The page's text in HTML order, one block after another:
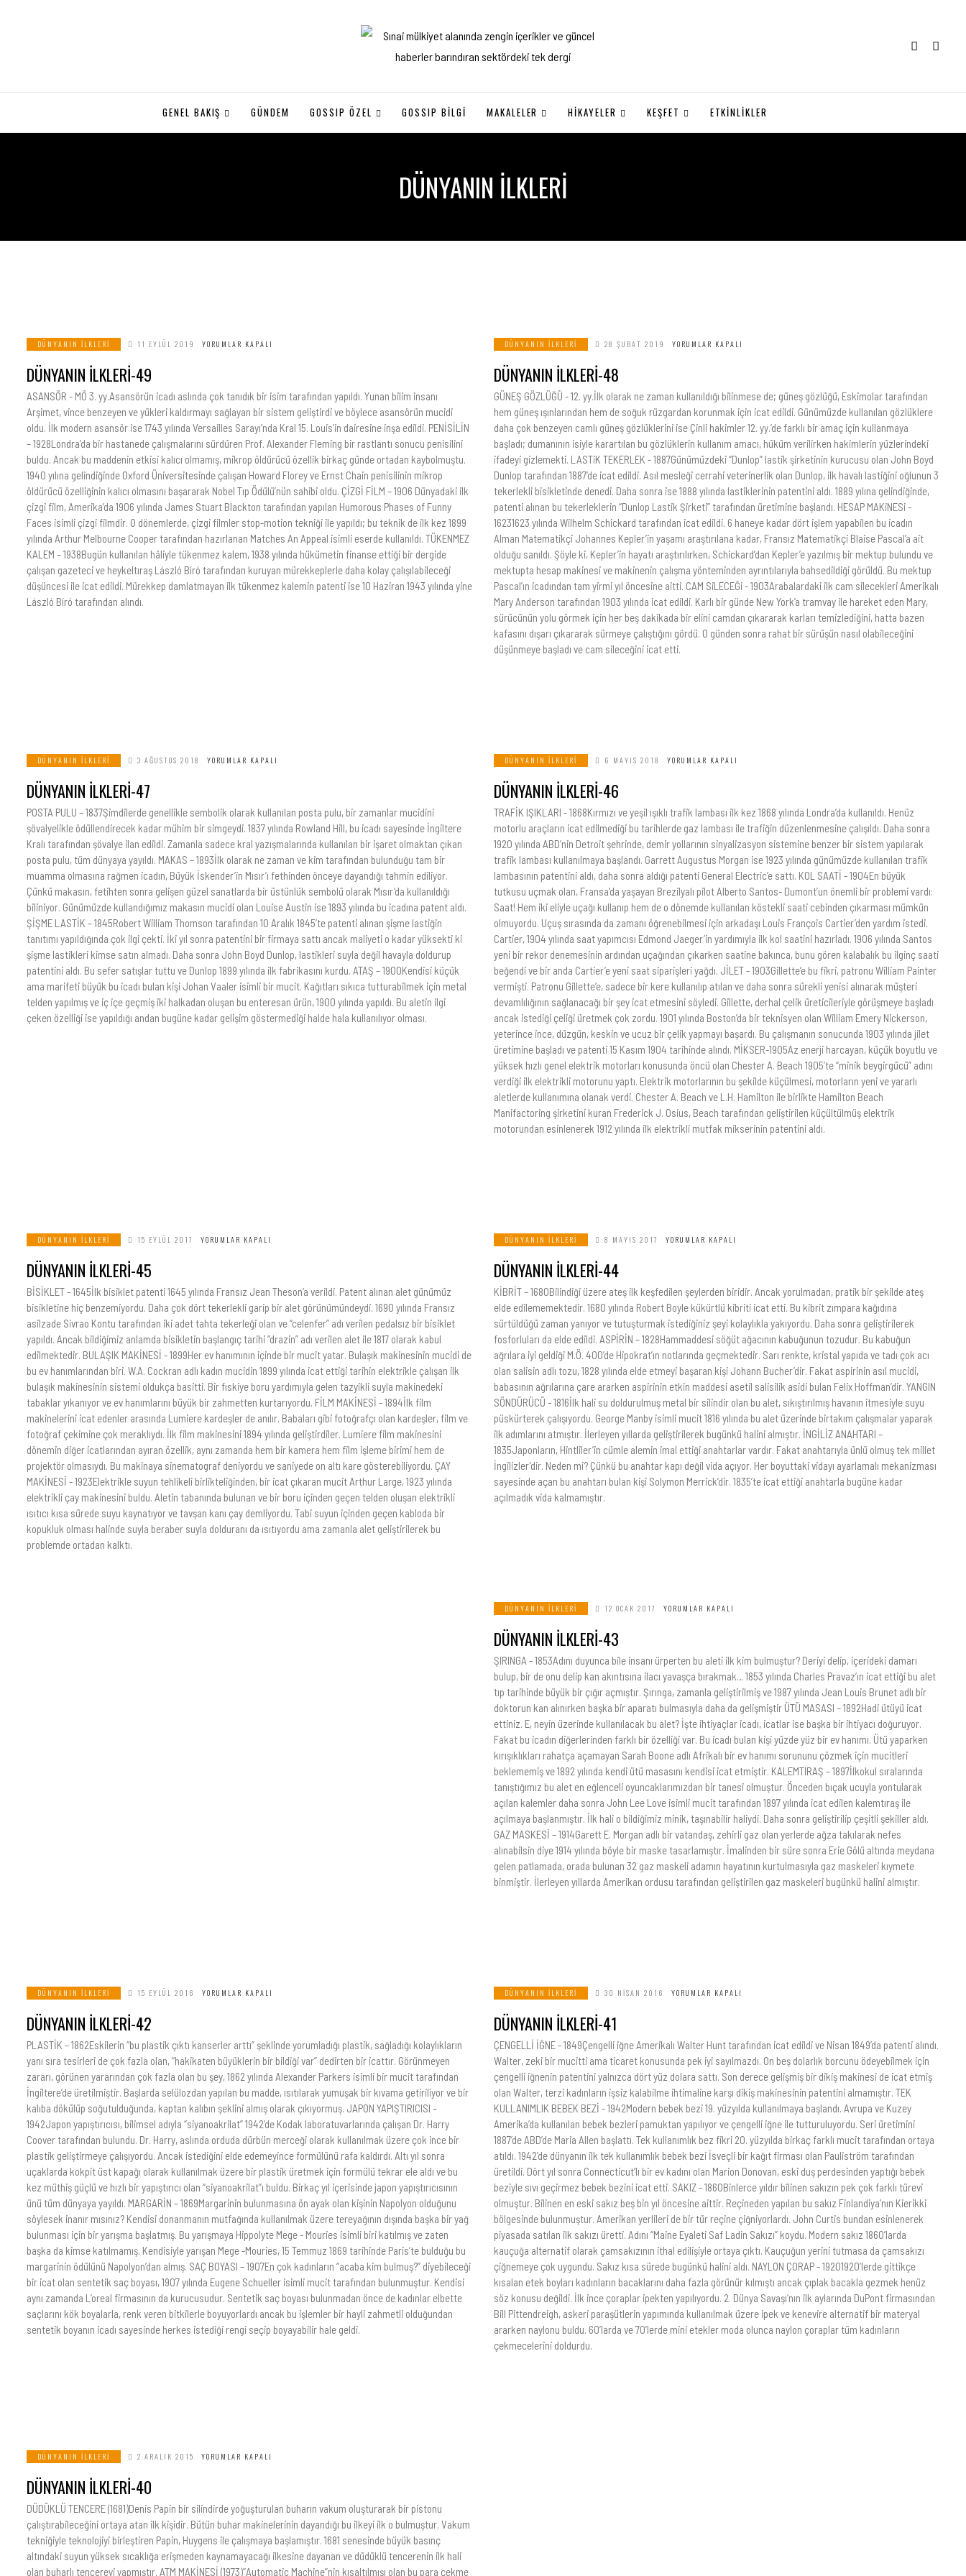
GENEL BAKIŞ GÜNDEM GOSSIP ÖZEL GOSSIP BILGI MAKALELER HİKAYELER KEŞFET ETKİNLİKLER
DÜNYANIN İLKLERI
DÜNYANIN İLKLERI 11 EYLÜL 2019 YORUMLAR KAPALI
DÜNYANIN İLKLERİ-49
ASANSÖR - MÖ 3. yy.Asansörün icadı aslında çok tanıdık bir isim tarafından yapıldı. Yunan bilim insanı
Arşimet, vince benzeyen ve yükleri kaldırmayı sağlayan bir sistem geliştirdi ve böylece asansörün mucidi
oldu. İlk modern asansör ise 1743 yılında Versailles Sarayı’nda Kral 15. Louis’in dairesine inşa edildi. PENİSİLİN
– 1928Londra’da bir hastanede çalışmalarını sürdüren Prof. Alexander Fleming bir rastlantı sonucu penisilini
buldu. Ancak bu maddenin etkisi kalıcı olmamış, mikrop öldürücü özellik birkaç günde ortadan kaybolmuştu.
1940 yılına gelindiğinde Oxford Üniversitesinde çalışan Howard Florey ve Ernst Chain penisilinin mikrop
öldürücü özelliğinin kalıcı olmasını başararak Nobel Tıp Ödülü’nün sahibi oldu. ÇİZGİ FİLM – 1906 Dünyadaki ilk
çizgi film, Amerika’da 1906 yılında James Stuart Blackton tarafından yapılan Humorous Phases of Funny
Faces isimli çizgi filmdir. O dönemlerde, çizgi filmler stop-motion tekniği ile yapıldı; bu teknik de ilk kez 1899
yılında Arthur Melbourne Cooper tarafından hazırlanan Matches An Appeal isimli eserde kullanıldı. TÜKENMEZ
KALEM – 1938Bugün kullanılan hâliyle tükenmez kalem, 1938 yılında hükümetin finanse ettiği bir dergide
çalışan gazeteci ve heykeltıraş László Bíró tarafından kuruyan mürekkeplerle daha kolay çalışılabileceği
düşüncesi ile icat edildi. Mürekkep damlatmayan ilk tükenmez kalemin patenti ise 10 Haziran 1943 yılında yine
László Bíró tarafından alındı.
DÜNYANIN İLKLERI 28 ŞUBAT 2019 YORUMLAR KAPALI
DÜNYANIN İLKLERİ-48
GÜNEŞ GÖZLÜĞÜ - 12. yy.İlk olarak ne zaman kullanıldığı bilinmese de; güneş gözlüğü, Eskimolar tarafından
hem güneş ışınlarından hem de soğuk rüzgardan korunmak için icat edildi. Günümüzde kullanılan gözlüklere
daha çok benzeyen camlı güneş gözlüklerini ise Çinli hakimler 12. yy.’de farklı bir amaç için kullanmaya
başladı; dumanının isiyle karartılan bu gözlüklerin kullanım amacı, hüküm verilirken hakimlerin yüzlerindeki
ifadeyi gizlemekti. LASTiK TEKERLEK - 1887Günümüzdeki “Dunlop” lastik şirketinin kurucusu olan John Boyd
Dunlop tarafından 1887’de icat edildi. Asıl mesleği cerrahi veterinerlik olan Dunlop, ilk havalı lastiğini oğlunun 3
tekerlekli bisikletinde denedi. Daha sonra ise 1888 yılında lastiklerinin patentini aldı. 1889 yılına gelindiğinde,
patenti alınan bu tekerleklerin “Dunlop Lastik Şirketi” tarafından üretimine başlandı. HESAP MAKiNESi -
16231623 yılında Wilhelm Schickard tarafından icat edildi. 6 haneye kadar dört işlem yapabilen bu icadın
Alman Matematikçi Johannes Kepler’in yaşamı araştırılana kadar, Fransız Matematikçi Blaise Pascal’a ait
olduğu sanıldı. Şöyle ki, Kepler’in hayatı araştırılırken, Schickard’dan Kepler’e yazılmış bir mektup bulundu ve
mektupta hesap makinesi ve makinenin çalışma yönteminden ayrıntılarıyla bahsedildiği görüldü. Bu mektup
Pascal’ın icadından tam yirmi yıl öncesine aitti. CAM SiLECEĞi - 1903Arabalardaki ilk cam silecekleri Amerikalı
Mary Anderson tarafından 1903 yılında icat edildi. Karlı bir günde New York’a tramvay ile hareket eden Mary,
sürücünün yolu görmek için her beş dakikada bir elini camdan çıkararak karları temizlediğini, hatta bazen
kafasını dışarı çıkararak sürmeye çalıştığını gördü. O günden sonra rahat bir sürüşün nasıl olabileceğini
düşünmeye başladı ve cam sileceğini icat etti.
DÜNYANIN İLKLERI 3 AĞUSTOS 2018 YORUMLAR KAPALI
DÜNYANIN İLKLERİ-47
POSTA PULU – 1837Şimdilerde genellikle sembolik olarak kullanılan posta pulu, bir zamanlar mucidini
şövalyelikle ödüllendirecek kadar mühim bir simgeydi. 1837 yılında Rowland Hill, bu icadı sayesinde İngiltere
Kralı tarafından şövalye ilan edildi. Zamanla sadece kral yazışmalarında kullanılan bir işaret olmaktan çıkan
posta pulu, tüm dünyaya yayıldı. MAKAS – 1893İlk olarak ne zaman ve kim tarafından bulunduğu tam bir
muamma olmasına rağmen icadın, Büyük İskender’in Mısır’ı fethinden önceye dayandığı tahmin ediliyor.
Çünkü makasın, fetihten sonra gelişen güzel sanatlarda bir üstünlük sembolü olarak Mısır’da kullanıldığı
biliniyor. Günümüzde kullandığımız makasın mucidi olan Louise Austin ise 1893 yılında bu icadına patent aldı.
ŞİŞME LASTİK – 1845Robert William Thomson tarafından 10 Aralık 1845’te patenti alınan şişme lastiğin
tanıtımı yapıldığında çok ilgi çekti. İki yıl sonra patentini bir firmaya sattı ancak maliyeti o kadar yüksekti ki
şişme lastikleri kimse satın almadı. Daha sonra John Boyd Dunlop, lastikleri suyla değil havayla doldurup
patentini aldı. Bu sefer satışlar tuttu ve Dunlop 1899 yılında ilk fabrikasını kurdu. ATAŞ – 1900Kendisi küçük
ama marifeti büyük bu icadı bulan kişi Johan Vaaler isimli bir mucit. Kağıtları sıkıca tutturabilmek için metal
telden yapılmış ve iç içe geçmiş iki halkadan oluşan bu enteresan ürün, 1900 yılında yapıldı. Bu aletin ilgi
çeken özelliği ise yapıldığı andan bugüne kadar gelişim göstermediği halde hala kullanılıyor olması.
DÜNYANIN İLKLERI 6 MAYIS 2018 YORUMLAR KAPALI
DÜNYANIN İLKLERİ-46
TRAFİK IŞIKLARI - 1868Kırmızı ve yeşil ışıklı trafik lambası ilk kez 1868 yılında Londra’da kullanıldı. Henüz
motorlu araçların icat edilmediği bu tarihlerde gaz lambası ile trafiğin düzenlenmesine çalışıldı. Daha sonra
1920 yılında ABD’nin Detroit şehrinde, demir yollarının sinyalizasyon sistemine benzer bir sistem yapılarak
trafik lambası kullanılmaya başlandı. Garrett Augustus Morgan ise 1923 yılında günümüzde kullanılan trafik
lambasının patentini aldı, daha sonra aldığı patenti General Electric’e sattı. KOL SAATİ - 1904En büyük
tutkusu uçmak olan, Fransa’da yaşayan Brezilyalı pilot Alberto Santos- Dumont’un önemli bir problemi vardı:
Saat! Hem iki eliyle uçağı kullanıp hem de o dönemde kullanılan köstekli saati cebinden çıkarması mümkün
olmuyordu. Uçuş sırasında da zamanı öğrenebilmesi için arkadaşı Louis François Cartier’den yardım istedi.
Cartier, 1904 yılında saat yapımcısı Edmond Jaeger’in yardımıyla ilk kol saatini hazırladı. 1906 yılında Santos
yeni bir rekor denemesinin ardından uçağından çıkarken saatine bakınca, bunu gören kalabalık bu ilginç saati
beğendi ve bir anda Cartier’e yeni saat siparişleri yağdı. JİLET - 1903Gillette’e bu fikri, patronu William Painter
vermişti. Patronu Gillette’e, sadece bir kere kullanılıp atılan ve daha sonra sürekli yenisi alınarak müşteri
devamlılığının sağlanacağı bir şey icat etmesini söyledi. Gillette, derhal çelik üreticileriyle görüşmeye başladı
ancak istediği çeliği üretmek çok zordu. 1901 yılında Boston’da bir teknisyen olan William Emery Nickerson,
yeterince ince, düzgün, keskin ve ucuz bir çelik yapmayı başardı. Bu çalışmanın sonucunda 1903 yılında jilet
üretimine başladı ve patenti 15 Kasım 1904 tarihinde alındı. MİKSER-1905Az enerji harcayan, küçük boyutlu ve
yüksek hızlı genel elektrik motorları konusunda öncü olan Chester A. Beach 1905’te “minik beygirgücü” adını
verdiği ilk elektrikli motorunu yaptı. Elektrik motorlarının bu şekilde küçülmesi, motorların yeni ve yararlı
aletlerde kullanımına olanak verdi. Chester A. Beach ve L.H. Hamilton ile birlikte Hamilton Beach
Manifactoring şirketini kuran Frederick J. Osius, Beach tarafından geliştirilen küçültülmüş elektrik
motorundan esinlenerek 1912 yılında ilk elektrikli mutfak mikserinin patentini aldı.
DÜNYANIN İLKLERI 15 EYLÜL 2017 YORUMLAR KAPALI
DÜNYANIN İLKLERİ-45
BİSİKLET - 1645İlk bisiklet patenti 1645 yılında Fransız Jean Theson’a verildi. Patent alınan alet günümüz
bisikletine hiç benzemiyordu. Daha çok dört tekerlekli garip bir alet görünümündeydi. 1690 yılında Fransız
asilzade Sivrao Kontu tarafından iki adet tahta tekerleği olan ve “celenfer” adı verilen pedalsız bir bisiklet
yapıldı. Ancak bildiğimiz anlamda bisikletin başlangıç tarihi “drazin” adı verilen alet ile 1817 olarak kabul
edilmektedir. BULAŞIK MAKİNESİ - 1899Her ev hanımının içinde bir mucit yatar. Bulaşık makinesinin mucidi de
bu ev hanımlarından biri. W.A. Cockran adlı kadın mucidin 1899 yılında icat ettiği tarihin elektrikle çalışan ilk
bulaşık makinesinin sistemi oldukça basitti. Bir fıskiye boru yardımıyla gelen tazyikli suyla makinedeki
tabaklar yıkanıyor ve ev hanımlarını büyük bir zahmetten kurtarıyordu. FİLM MAKİNESİ - 1894İlk film
makinelerini icat edenler arasında Lumiere kardeşler de anılır. Babaları gibi fotoğrafçı olan kardeşler, film ve
fotoğraf çekimine çok meraklıydı. İlk film makinesini 1894 yılında geliştirdiler. Lumiere film makinesini
dönemin diğer icatlarından ayıran özellik, aynı zamanda hem bir kamera hem film işleme birimi hem de
projektör olmasıydı. Bu makinaya sinematograf deniyordu ve saniyede on altı kare gösterebiliyordu. ÇAY
MAKİNESİ - 1923Elektrikle suyun tehlikeli birlikteliğinden, bir icat çıkaran mucit Arthur Large, 1923 yılında
elektrikli çay makinesini buldu. Aletin tabanında bulunan ve bir boru içinden geçen telden oluşan elektrikli
ısıtıcı kısa sürede suyu kaynatıyor ve tavşan kanı çay demliyordu. Tabi suyun içinden geçen kabloda bir
kopukluk olması halinde suyla beraber suyla dolduranı da ısıtıyordu ama zamanla alet geliştirilerek bu
problemde ortadan kalktı.
DÜNYANIN İLKLERI 8 MAYIS 2017 YORUMLAR KAPALI
DÜNYANIN İLKLERİ-44
KİBRİT – 1680Bilindiği üzere ateş ilk keşfedilen şeylerden biridir. Ancak yorulmadan, pratik bir şekilde ateş
elde edilememektedir. 1680 yılında Robert Boyle kükürtlü kibriti icat etti. Bu kibrit zımpara kağıdına
sürtüldüğü zaman yanıyor ve tutuşturmak istediğiniz şeyi kolaylıkla yakıyordu. Daha sonra geliştirilerek
fosforluları da elde edildi. ASPİRİN – 1828Hammaddesi söğüt ağacının kabuğunun tozudur. Bu kabuğun
ağrılara iyi geldiği M.Ö. 400’de Hipokrat’ın notlarında geçmektedir. Sarı renkte, kristal yapıda ve tadı çok acı
olan salisin adlı tozu, 1828 yılında elde etmeyi başaran kişi Johann Bucher’dir. Fakat aspirinin asıl mucidi,
babasının ağrılarına çare ararken aspirinin etkin maddesi asetil salisilik asidi bulan Felix Hoffman’dir. YANGIN
SÖNDÜRÜCÜ - 1816İlk hali su doldurulmuş metal bir silindir olan bu alet, sıkıştırılmış havanın itmesiyle suyu
püskürterek çalışıyordu. George Manby isimli mucit 1816 yılında bu alet üzerinde birtakım çalışmalar yaparak
ilk adımlarını atmıştır. İlerleyen yıllarda geliştirilerek bugünkü halini almıştır. İNGİLİZ ANAHTARI –
1835Japonların, Hintliler’in cümle alemin imal ettiği anahtarlar vardır. Fakat anahtarıyla ünlü olmuş tek millet
İngilizler’dir. Neden mi? Çünkü bu anahtar kapı değil vida açıyor. Her boyuttaki vidayı ayarlamalı mekanizması
sayesinde açan bu anahtarı bulan kişi Solymon Merrick’dir. 1835’te icat ettiği anahtarla bugüne kadar
açılmadık vida kalmamıştır.
DÜNYANIN İLKLERI 12 OCAK 2017 YORUMLAR KAPALI
DÜNYANIN İLKLERİ-43
ŞIRINGA - 1853Adını duyunca bile insanı ürperten bu aleti ilk kim bulmuştur? Deriyi delip, içerideki damarı
bulup, bir de onu delip kan akıntısına ilacı yavaşça bırakmak… 1853 yılında Charles Pravaz’ın icat ettiği bu alet
tıp tarihinde büyük bir çığır açmıştır. Şırınga, zamanla geliştirilmiş ve 1987 yılında Jean Louis Brunet adlı bir
doktorun kan alınırken başka bir aparatı bulmasıyla daha da gelişmiştir ÜTÜ MASASI – 1892Hadi ütüyü icat
ettiniz. E, neyin üzerinde kullanılacak bu alet? İşte ihtiyaçlar icadı, icatlar ise başka bir ihtiyacı doğuruyor.
Fakat bu icadın diğerlerinden farklı bir özelliği var. Bu icadı bulan kişi yüzde yüz bir ev hanımı. Ütü yaparken
kırışıklıkları rahatça açamayan Sarah Boone adlı Afrikalı bir ev hanımı sorununu çözmek için mucitleri
beklememiş ve 1892 yılında kendi ütü masasını kendisi icat etmiştir. KALEMTIRAŞ – 1897İlkokul sıralarında
tanıştığımız bu alet en eğlenceli oyuncaklarımızdan bir tanesi olmuştur. Önceden bıçak ucuyla yontularak
açılan kalemler daha sonra John Lee Love isimli mucit tarafından 1897 yılında icat edilen kalemtıraş ile
açılmaya başlanmıştır. İlk hali o bildiğimiz minik, taşınabilir haliydi. Daha sonra geliştirilip çeşitli şekiller aldı.
GAZ MASKESİ – 1914Garett E. Morgan adlı bir vatandaş, zehirli gaz olan yerlerde ağza takılarak nefes
alınabilsin diye 1914 yılında böyle bir maske tasarlamıştır. İmalinden bir süre sonra Erie Gölü altında meydana
gelen patlamada, orada bulunan 32 gaz maskeli adamın hayatının kurtulmasıyla gaz maskeleri kıymete
binmiştir. İlerleyen yıllarda Amerikan ordusu tarafından geliştirilen gaz maskeleri bugünkü halini almıştır.
DÜNYANIN İLKLERI 15 EYLÜL 2016 YORUMLAR KAPALI
DÜNYANIN İLKLERİ-42
PLASTİK – 1862Eskilerin “bu plastik çıktı kanserler arttı” şeklinde yorumladığı plastik, sağladığı kolaylıkların
yanı sıra tesirleri de çok fazla olan, “hakikaten büyüklerin bir bildiği var” dedirten bir icattır. Görünmeyen
zararı, görünen yararından çok fazla olan bu şey, 1862 yılında Alexander Parkers isimli bir mucit tarafından
İngiltere’de üretilmiştir. Başlarda selülozdan yapılan bu madde, ısıtılarak yumuşak bir kıvama getiriliyor ve bir
kalıba dökülüp soğutulduğunda, kaptan kalıbın şeklini almış olarak çıkıyormuş. JAPON YAPIŞTIRICISI –
1942Japon yapıştırıcısı, bilimsel adıyla “siyanoakrilat” 1942’de Kodak laboratuvarlarında çalışan Dr. Harry
Coover tarafından bulundu. Dr. Harry, aslında orduda dürbün merceği olarak kullanılmak üzere çok ince bir
plastik geliştirmeye çalışıyordu. Ancak istediğini elde edemeyince formülünü rafa kaldırdı. Altı yıl sonra
uçaklarda kokpit üst kapağı olarak kullanılmak üzere bir plastik üretmek için formülü tekrar ele aldı ve bu
kez müthiş güçlü ve hızlı bir yapıştırıcı olan “siyanoakrilat”ı buldu. Birkaç yıl içerisinde japon yapıştırıcısının
ünü tüm dünyaya yayıldı. MARGARİN – 1869Margarinin bulunmasına ön ayak olan kişinin Napolyon olduğunu
söylesek inanır mısınız? Kendisi donanmanın mutfağında kullanılmak üzere tereyağının dışında başka bir yağ
bulunması için bir yarışma başlatmış. Bu yarışmaya Hippolyte Mege - Mouries isimli biri katılmış ve zaten
başka da kimse katılmamış. Kendisiyle yarışan Mege -Mouries, 15 Temmuz 1869 tarihinde Paris’te bulduğu bu
margarinin ödülünü Napolyon’dan almış. SAÇ BOYASI – 1907En çok kadınların “acaba kim bulmuş?” diyebileceği
bir icat olan sentetik saç boyası, 1907 yılında Eugene Schueller isimli mucit tarafından bulunmuştur. Kendisi
aynı zamanda L’oreal firmasının da kurucusudur. Sentetik saç boyası bulunmadan önce de kadınlar elbette
saçlarını kök boyalarla, renk veren bitkilerle boyuyorlardı ancak bu işlemler bir hayli zahmetli olduğundan
sentetik boyanın icadı sayesinde herkes istediği rengi seçip boyayabilir hale geldi.
DÜNYANIN İLKLERI 30 NISAN 2016 YORUMLAR KAPALI
DÜNYANIN İLKLERİ-41
ÇENGELLİ İĞNE - 1849Çengelli iğne Amerikalı Walter Hunt tarafından icat edildi ve Nisan 1849’da patenti alındı.
Walter, zeki bir mucitti ama ticaret konusunda pek iyi sayılmazdı. On beş dolarlık borcunu ödeyebilmek için
çengelli iğnenin patentini yalnızca dört yüz dolara sattı. Son derece gelişmiş bir dikiş makinesi de icat etmiş
olan Walter, terzi kadınların işsiz kalabilme ihtimaline karşı dikiş makinesinin patentini almamıştır. TEK
KULLANIMLIK BEBEK BEZİ - 1942Modern bebek bezi 19. yüzyılda kullanılmaya başlandı. Avrupa ve Kuzey
Amerika’da kullanılan bebek bezleri pamuktan yapılıyor ve çengelli iğne ile tutturuluyordu. Seri üretimini
1887’de ABD’de Maria Allen başlattı. Tek kullanımlık bez fikri 20. yüzyılda birkaç farklı mucit tarafından ortaya
atıldı. 1942’de dünyanın ilk tek kullanımlık bebek bezi İsveçli bir kağıt firması olan Pauliström tarafından
üretildi. Dört yıl sonra Connecticut’lı bir ev kadını olan Marion Donovan, eski duş perdesinden yaptığı bebek
beziyle sıvı geçirmez bebek bezini icat etti. SAKIZ - 1860Binlerce yıldır bilinen sakızın pek çok farklı türevi
olmuştur. Bilinen en eski sakız beş bin yıl öncesine aittir. Reçineden yapılan bu sakız Finlandiya’nın Kierikki
bölgesinde bulunmuştur. Amerikan yerlileri de bir tür reçine çiğniyorlardı. John Curtis bundan esinlenerek
piyasada satılan ilk sakızı üretti. Adını “Maine Eyaleti Saf Ladin Sakızı” koydu. Modern sakız 1860’larda
kauçuğa alternatif olarak çamsakızının ithal edilişiyle ortaya çıktı. Kauçuğun yerini tutmasa da çamsakızı
çiğnemeye çok uygundu. Sakız kısa sürede bugünkü halini aldı. NAYLON ÇORAP - 19201920’lerde gittikçe
kısalan etek boyları kadınların bacaklarını daha fazla görünür kılmıştı ancak çıplak bacakla gezmek henüz
söz konusu değildi. İlk ince çoraplar ipekten yapılıyordu. 2. Dünya Savaşı’nın ilk aylarında DuPont firmasından
Bill Pittendreigh, askeri paraşütlerin yapımında kullanılmak üzere ipek ve kenevire alternatif bir materyal
ararken naylonu buldu. 60’larda ve 70’lerde mini etekler moda olunca naylon çoraplar tüm kadınların
çekmecelerini doldurdu.
DÜNYANIN İLKLERI 2 ARALIK 2015 YORUMLAR KAPALI
DÜNYANIN İLKLERİ-40
DÜDÜKLÜ TENCERE (1681)Denis Papin bir silindirde yoğuşturulan buharın vakum oluşturarak bir pistonu
çalıştırabileceğini ortaya atan ilk kişidir. Bütün buhar makinelerinin dayandığı bu ilkeyi ilk o bulmuştur. Vakum
tekniğiyle teknolojiyi birleştiren Papin, Huygens ile çalışmaya başlamıştır. 1681 senesinde büyük basınç
altındaki suyun yüksek sıcaklığa erişmeden kaynamayacağı ilkesine dayanan ve düdüklü tencerenin ilk hali
olan buharlı tencereyi yapmıştır. ATM MAKİNESİ (1973)”Automatic Machine”nin kısaltılmışı olan bu para çekme